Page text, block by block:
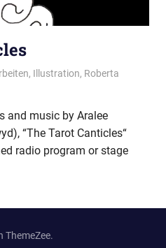
, Illustration, Roberta
and music by Aralee
“The Tarot Canticles“
radio program or stage
ThemeZee.